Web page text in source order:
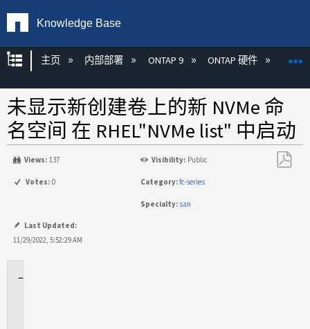
Knowledge Base
扩展/隐缩全局层次
主页 内部部署 ONTAP 9 ONTAP 硬件
未显示新创建卷上的新 NVMe 命
名空间 在 RHEL"NVMe list" 中启动
Views: 137 Visibility: Public
Votes: 0 Category:fc-series
Specialty: san
Last Updated:
11/29/2022, 5:52:29 AM